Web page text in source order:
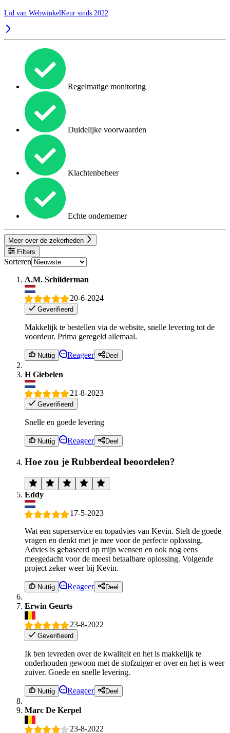
Lid van WebwinkelKeur sinds 2022
Regelmatige monitoring
Duidelijke voorwaarden
Klachtenbeheer
Echte ondernemer
Meer over de zekerheden
Filters
Sorteren
A.M. Schilderman
20-6-2024
Geverifieerd
Makkelijk te bestellen via de website, snelle levering tot de
voordeur. Prima geregeld allemaal.
Nuttig Reageer Deel
H Giebelen
21-8-2023
Geverifieerd
Snelle en goede levering
Nuttig Reageer Deel
Hoe zou je Rubberdeal beoordelen?
Eddy
17-5-2023
Wat een superservice en topadvies van Kevin. Stelt de goede
vragen en denkt met je mee voor de perfecte oplossing.
Advies is gebaseerd op mijn wensen en ook nog eens
meegedacht voor de meest betaalbare oplossing. Volgende
project zeker weer bij Kevin.
Nuttig Reageer Deel
Erwin Geurts
23-8-2022
Geverifieerd
Ik ben tevreden over de kwaliteit en het is makkelijk te
onderhouden gewoon met de stofzuiger er over en het is weer
zuiver. Goede en snelle levering.
Nuttig Reageer Deel
Marc De Kerpel
23-8-2022